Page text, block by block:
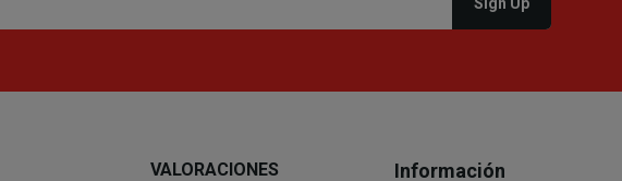
VALORACIONES Información